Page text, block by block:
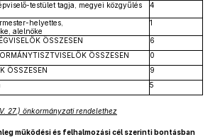
testület tagja, megyei közgyűlés
4
helyettes,
alelnöke
1
ÖSSZESEN
6
ÖSSZESEN
0
ÖSSZESEN
9
5
27.) önkormányzati rendelethez
működési és felhalmozási cél szerinti bontásban